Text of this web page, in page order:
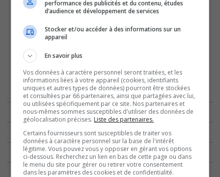
performance des publicités et du contenu, études
d’audience et développement de services
Stocker et/ou accéder à des informations sur un
appareil
En savoir plus
Vos données à caractère personnel seront traitées, et les
informations liées à votre appareil (cookies, identifiants
uniques et autres types de données) pourront être stockées
et consultées par 66 partenaires, ainsi que partagées avec lui,
ou utilisées spécifiquement par ce site. Nos partenaires et
nous-mêmes sommes susceptibles d'utiliser des données de
géolocalisation précises. Liste des partenaires.
Certains fournisseurs sont susceptibles de traiter vos
données à caractère personnel sur la base de l'intérêt
légitime. Vous pouvez vous y opposer en gérant vos options
ci-dessous. Recherchez un lien en bas de cette page ou dans
le menu du site pour gérer ou retirer votre consentement
dans les paramètres des cookies et de confidentialité.